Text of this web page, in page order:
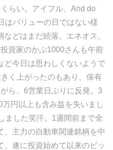
らい。アイフル、And do
はバリューの日ではない様
どはまだ続落。エネオス、
資家のかぶ1000さんも午前
ど今日は思わしくないようで
く上がったのもあり、保有
ら、6営業日ぶりに反発。3
円以上も含み益を失いまし
ました笑汗。1週間前まで全
、主力の自動車関連銘柄を中
遂に投資始めて以来のビッ